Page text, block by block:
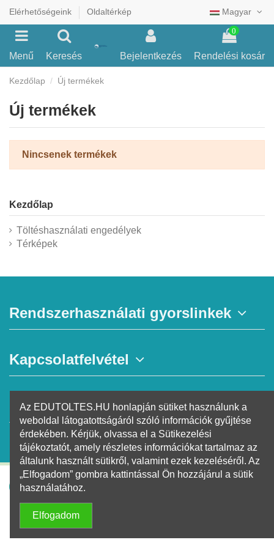
Elérhetőségeink Oldaltérkép Magyar
Menű Keresés Bejelentkezés
0
Rendelési kosár
Kezdőlap Új termékek
Új termékek
Nincsenek termékek
Kezdőlap
Töltéshasználati engedélyek
Térképek
Rendszerhasználati gyorslinkek
Kapcsolatfelvétel
Hírlevél
EDUVIZIG2026 @ Minden Jog
Az EDUTOLTES.HU honlapján sütiket használunk a
weboldal látogatottságáról szóló információk gyűjtése
érdekében. Kérjük, olvassa el a Sütikezelési
tájékoztatót, amely részletes információkat tartalmaz az
általunk használt sütikről, valamint ezek kezeléséről. Az
„Elfogadom” gombra kattintással Ön hozzájárul a sütik
használatához.
Elfogadom